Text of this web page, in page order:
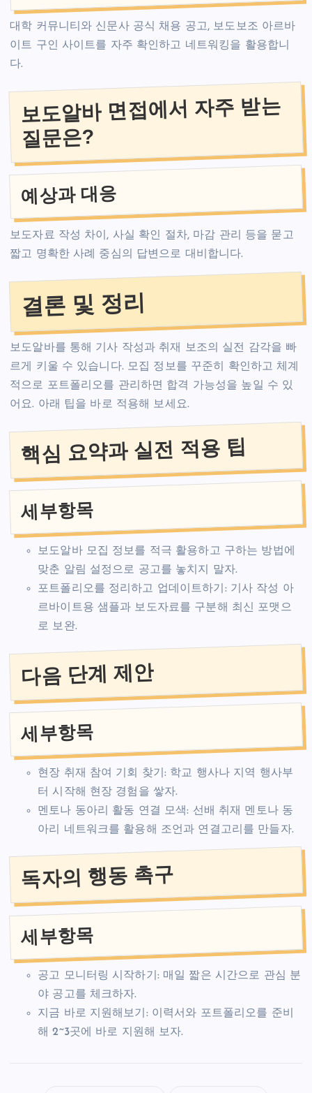
대학 커뮤니티와 신문사 공식 채용 공고, 보도보조 아르바
이트 구인 사이트를 자주 확인하고 네트워킹을 활용합니
다.
보도알바 면접에서 자주 받는
질문은?
예상과 대응
보도자료 작성 차이, 사실 확인 절차, 마감 관리 등을 묻고
짧고 명확한 사례 중심의 답변으로 대비합니다.
결론 및 정리
보도알바를 통해 기사 작성과 취재 보조의 실전 감각을 빠
르게 키울 수 있습니다. 모집 정보를 꾸준히 확인하고 체계
적으로 포트폴리오를 관리하면 합격 가능성을 높일 수 있
어요. 아래 팁을 바로 적용해 보세요.
핵심 요약과 실전 적용 팁
세부항목
보도알바 모집 정보를 적극 활용하고 구하는 방법에
맞춘 알림 설정으로 공고를 놓치지 말자.
포트폴리오를 정리하고 업데이트하기: 기사 작성 아
르바이트용 샘플과 보도자료를 구분해 최신 포맷으
로 보완.
다음 단계 제안
세부항목
현장 취재 참여 기회 찾기: 학교 행사나 지역 행사부
터 시작해 현장 경험을 쌓자.
멘토나 동아리 활동 연결 모색: 선배 취재 멘토나 동
아리 네트워크를 활용해 조언과 연결고리를 만들자.
독자의 행동 촉구
세부항목
공고 모니터링 시작하기: 매일 짧은 시간으로 관심 분
야 공고를 체크하자.
지금 바로 지원해보기: 이력서와 포트폴리오를 준비
해 2~3곳에 바로 지원해 보자.